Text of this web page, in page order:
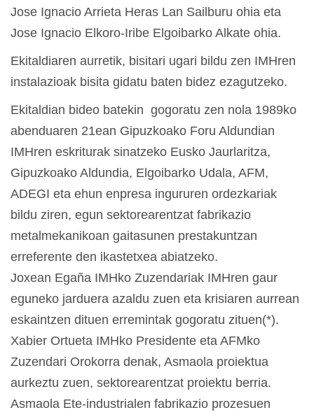
Jose Ignacio Arrieta Heras Lan Sailburu ohia eta
Jose Ignacio Elkoro-Iribe Elgoibarko Alkate ohia.
Ekitaldiaren aurretik, bisitari ugari bildu zen IMHren
instalazioak bisita gidatu baten bidez ezagutzeko.
Ekitaldian bideo batekin gogoratu zen nola 1989ko
abenduaren 21ean Gipuzkoako Foru Aldundian
IMHren eskriturak sinatzeko Eusko Jaurlaritza,
Gipuzkoako Aldundia, Elgoibarko Udala, AFM,
ADEGI eta ehun enpresa ingururen ordezkariak
bildu ziren, egun sektorearentzat fabrikazio
metalmekanikoan gaitasunen prestakuntzan
erreferente den ikastetxea abiatzeko.
Joxean Egaña IMHko Zuzendariak IMHren gaur
eguneko jarduera azaldu zuen eta krisiaren aurrean
eskaintzen dituen erremintak gogoratu zituen(*).
Xabier Ortueta IMHko Presidente eta AFMko
Zuzendari Orokorra denak, Asmaola proiektua
aurkeztu zuen, sektorearentzat proiektu berria.
Asmaola Ete-industrialen fabrikazio prozesuen